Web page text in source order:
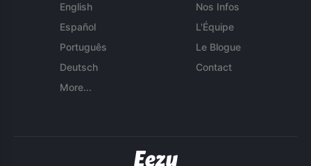
English
Español
Português
Deutsch
More...
Nos Infos
L'Équipe
Le Blogue
Contact